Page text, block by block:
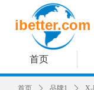
首页
ibetter.com
首页 ꄲ 品牌1 ꄲ X-